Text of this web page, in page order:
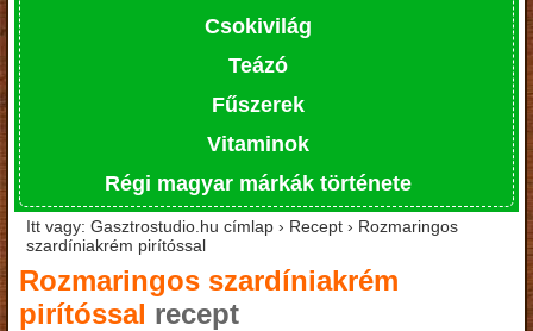
Csokivilág
Teázó
Fűszerek
Vitaminok
Régi magyar márkák története
Itt vagy: Gasztrostudio.hu címlap › Recept › Rozmaringos
szardíniakrém pirítóssal
Rozmaringos szardíniakrém
pirítóssal recept